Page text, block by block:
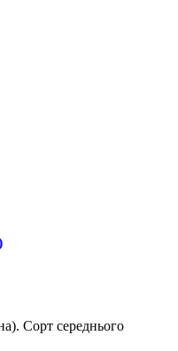
Сорт середнього